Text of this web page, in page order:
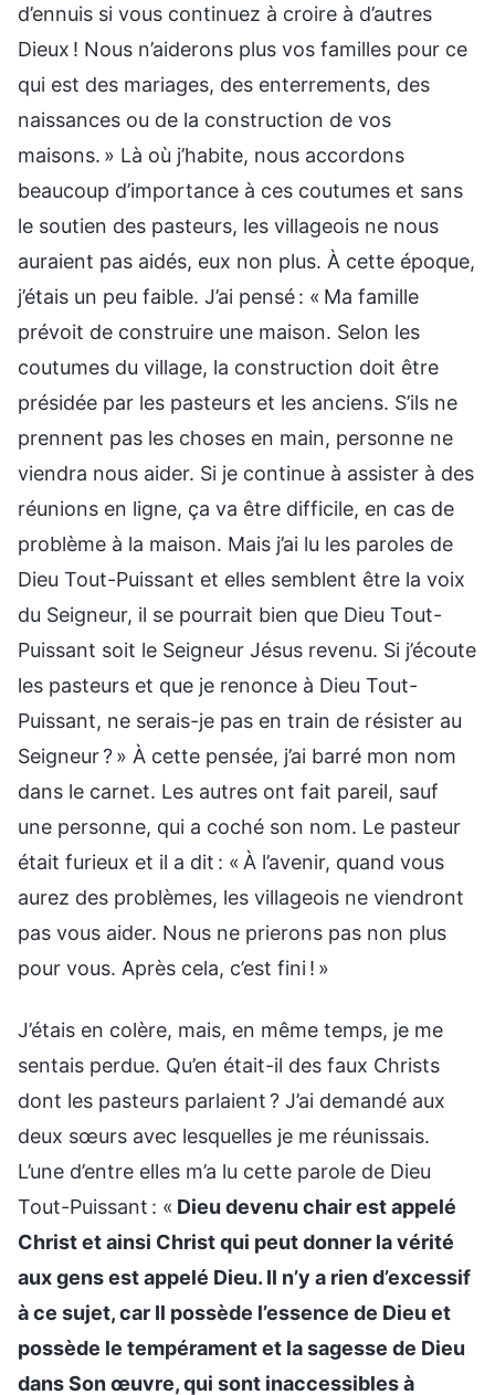
d’ennuis si vous continuez à croire à d’autres
Dieux ! Nous n’aiderons plus vos familles pour ce
qui est des mariages, des enterrements, des
naissances ou de la construction de vos
maisons. » Là où j’habite, nous accordons
beaucoup d’importance à ces coutumes et sans
le soutien des pasteurs, les villageois ne nous
auraient pas aidés, eux non plus. À cette époque,
j’étais un peu faible. J’ai pensé : « Ma famille
prévoit de construire une maison. Selon les
coutumes du village, la construction doit être
présidée par les pasteurs et les anciens. S’ils ne
prennent pas les choses en main, personne ne
viendra nous aider. Si je continue à assister à des
réunions en ligne, ça va être difficile, en cas de
problème à la maison. Mais j’ai lu les paroles de
Dieu Tout-Puissant et elles semblent être la voix
du Seigneur, il se pourrait bien que Dieu Tout-
Puissant soit le Seigneur Jésus revenu. Si j’écoute
les pasteurs et que je renonce à Dieu Tout-
Puissant, ne serais-je pas en train de résister au
Seigneur ? » À cette pensée, j’ai barré mon nom
dans le carnet. Les autres ont fait pareil, sauf
une personne, qui a coché son nom. Le pasteur
était furieux et il a dit : « À l’avenir, quand vous
aurez des problèmes, les villageois ne viendront
pas vous aider. Nous ne prierons pas non plus
pour vous. Après cela, c’est fini ! »
J’étais en colère, mais, en même temps, je me
sentais perdue. Qu’en était-il des faux Christs
dont les pasteurs parlaient ? J’ai demandé aux
deux sœurs avec lesquelles je me réunissais.
L’une d’entre elles m’a lu cette parole de Dieu
Tout-Puissant : « Dieu devenu chair est appelé
Christ et ainsi Christ qui peut donner la vérité
aux gens est appelé Dieu. Il n’y a rien d’excessif
à ce sujet, car Il possède l’essence de Dieu et
possède le tempérament et la sagesse de Dieu
dans Son œuvre, qui sont inaccessibles à